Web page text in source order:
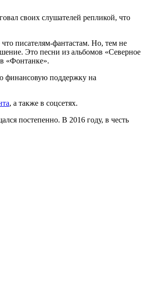
своих слушателей репликой, что
писателям-фантастам. Но, тем не
Это песни из альбомов «Северное
«Фонтанке».
финансовую поддержку на
, а также в соцсетях.
постепенно. В 2016 году, в честь